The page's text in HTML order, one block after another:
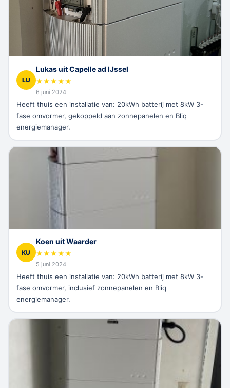
LU
Lukas uit Capelle ad IJssel
★★★★★
6 juni 2024
Heeft thuis een installatie van: 20kWh batterij met 8kW 3-
fase omvormer, gekoppeld aan zonnepanelen en Bliq
energiemanager.
KU
Koen uit Waarder
★★★★★
5 juni 2024
Heeft thuis een installatie van: 20kWh batterij met 8kW 3-
fase omvormer, inclusief zonnepanelen en Bliq
energiemanager.